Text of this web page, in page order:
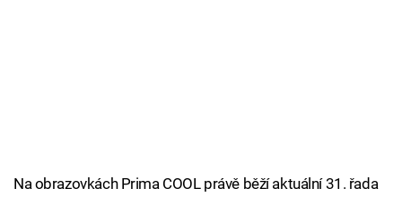
Na obrazovkách Prima COOL právě běží aktuální 31. řada